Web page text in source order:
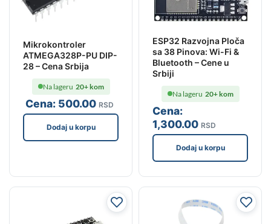
Mikrokontroler
ATMEGA328P-PU DIP-
28 – Cena Srbija
Cena: 500.00 RSD
Na lageru 20+ kom
Dodaj u korpu
ESP32 Razvojna Ploča
sa 38 Pinova: Wi-Fi &
Bluetooth – Cene u
Srbiji
Cena:
1,300.00 RSD
Na lageru 20+ kom
Dodaj u korpu